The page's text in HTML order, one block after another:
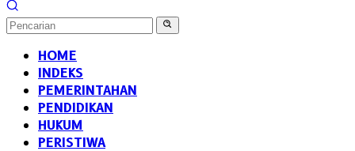
HOME
INDEKS
PEMERINTAHAN
PENDIDIKAN
HUKUM
PERISTIWA